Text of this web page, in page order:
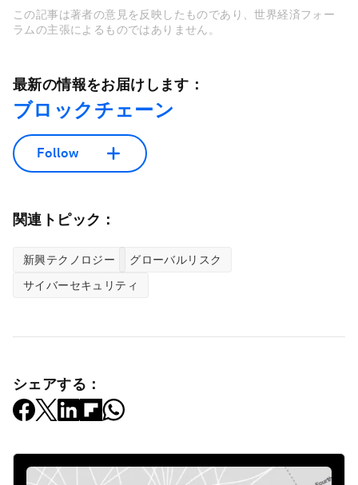
この記事は著者の意見を反映したものであり、世界経済フォー
ラムの主張によるものではありません。
最新の情報をお届けします：
ブロックチェーン
Follow
関連トピック：
新興テクノロジー
グローバルリスク
サイバーセキュリティ
シェアする：